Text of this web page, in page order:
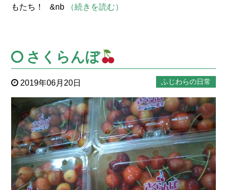
もたち！ &nb
（続きを読む）
さくらんぼ
2019年06月20日 ふじわらの日常